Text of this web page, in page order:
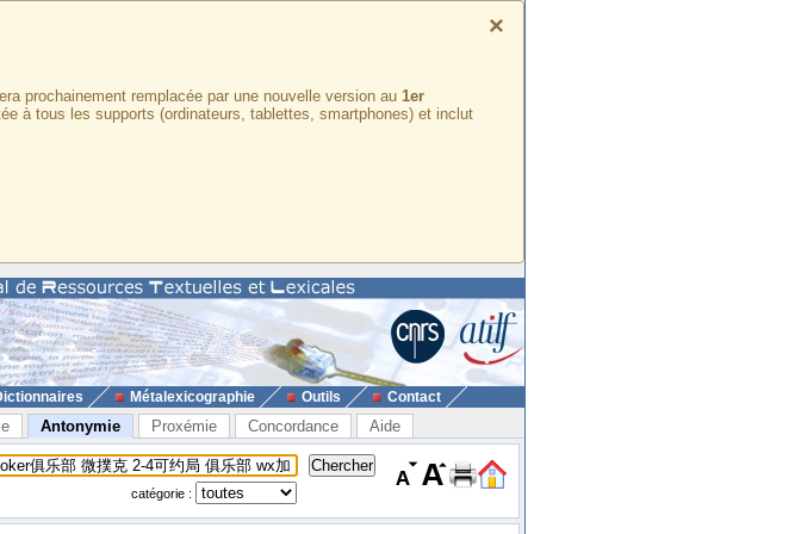
×
prochainement remplacée par une nouvelle version au 1er
à tous les supports (ordinateurs, tablettes, smartphones) et inclut
Métalexicographie Outils Contact
Antonymie Proxémie Concordance Aide
catégorie :